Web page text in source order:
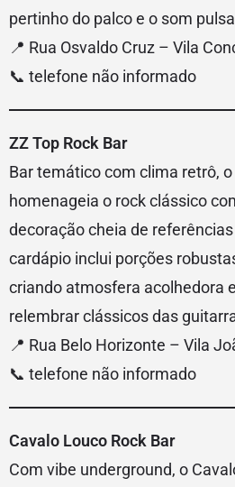
pertinho do palco e o som
📍 Rua Osvaldo Cruz – Vila
📞 telefone não informado
ZZ Top Rock Bar
Bar temático com clima retrô, o
homenageia o rock clássico
decoração cheia de
cardápio inclui porções
criando atmosfera acolhedora
relembrar clássicos das
📍 Rua Belo Horizonte – Vila
📞 telefone não informado
Cavalo Louco Rock Bar
Com vibe underground, o